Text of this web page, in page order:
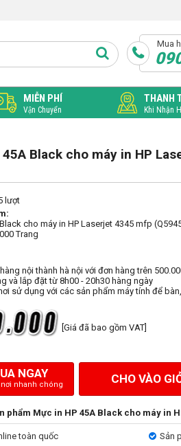
Mua
MIỄN PHÍ
Vận Chuyển
THANH
Khi Nhận
Black cho máy in HP
lượt
cho máy in HP Laserjet 4345 mfp
Trang
nội thành hà nội với đơn hàng trên
và lắp đặt từ 8h00 - 20h30 hàng ngày
sử dụng với các sản phẩm máy tính để
[Giá đã bao gồm VAT]
NGAY
nơi nhanh chóng CHO VÀO
phẩm Mực in HP 45A Black cho máy in
toàn quốc
Sản